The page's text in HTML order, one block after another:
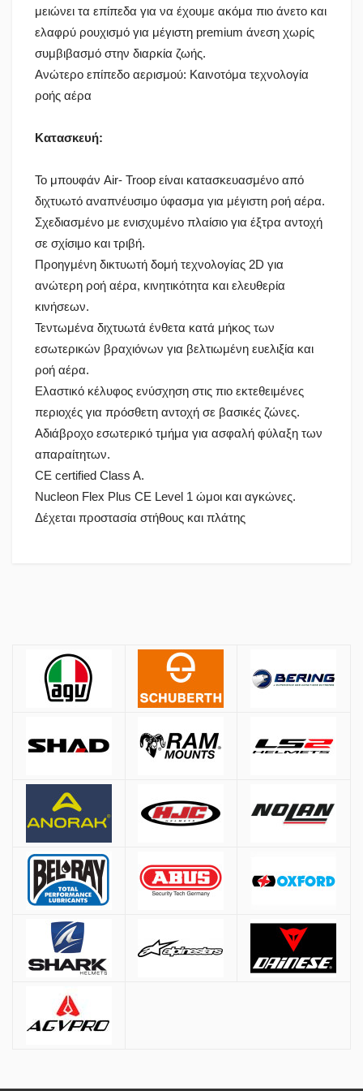
μειώνει τα επίπεδα για να έχουμε ακόμα πιο άνετο και
ελαφρύ ρουχισμό για μέγιστη premium άνεση χωρίς
συμβιβασμό στην διαρκία ζωής.
Ανώτερο επίπεδο αερισμού: Καινοτόμα τεχνολογία
ροής αέρα
Κατασκευή:
Το μπουφάν Air- Troop είναι κατασκευασμένο από
διχτυωτό αναπνέυσιμο ύφασμα για μέγιστη ροή αέρα.
Σχεδιασμένο με ενισχυμένο πλαίσιο για έξτρα αντοχή
σε σχίσιμο και τριβή.
Προηγμένη δικτυωτή δομή τεχνολογίας 2D για
ανώτερη ροή αέρα, κινητικότητα και ελευθερία
κινήσεων.
Τεντωμένα διχτυωτά ένθετα κατά μήκος των
εσωτερικών βραχιόνων για βελτιωμένη ευελιξία και
ροή αέρα.
Ελαστικό κέλυφος ενύσχηση στις πιο εκτεθειμένες
περιοχές για πρόσθετη αντοχή σε βασικές ζώνες.
Αδιάβροχο εσωτερικό τμήμα για ασφαλή φύλαξη των
απαραίτητων.
CE certified Class A.
Nucleon Flex Plus CE Level 1 ώμοι και αγκώνες.
Δέχεται προστασία στήθους και πλάτης
Αποστολές
Όλες οι αποστολές πραγματοποιούνται μέσω και
Αθήνα:2.90€
Αντικαταβολή: +
1.50€
Δωρεάν μεταφορικά για παραγγελίες άνω των
* Εξαιρούνται βαριά/ογκώδη προϊόντα (π.χ. μπαγκαζιέρες), όπου η χρέωση
γίνεται βάσει βάρους ανεξαρτήτως ποσού.
Τρόποι Πληρωμής
PayPal